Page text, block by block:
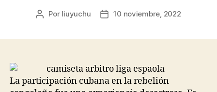
Autor
Por liuyuchu
Fecha10 noviembre, 2022
La participación cubana en la rebelión